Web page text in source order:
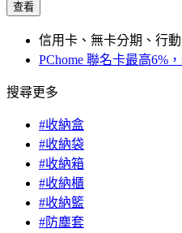
查看
信用卡、無卡分期、行
PChome 聯名卡最高6%
搜尋更多
#收納盒
#收納袋
#收納箱
#收納櫃
#收納籃
#防塵套